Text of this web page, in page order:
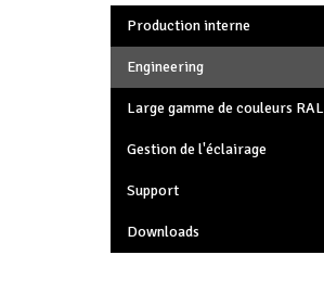
Production interne
Engineering
Large gamme de couleurs RAL
Gestion de l'éclairage
Support
Downloads